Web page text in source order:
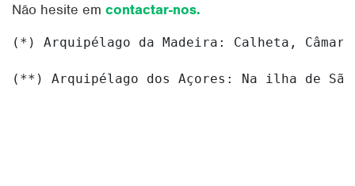
Não hesite em contactar-nos.
(*) Arquipélago da Madeira: Calheta,
(**) Arquipélago dos Açores: Na ilha de